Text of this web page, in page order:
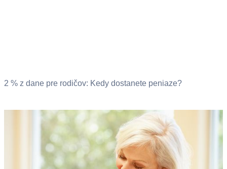
2 % z dane pre rodičov: Kedy dostanete peniaze?